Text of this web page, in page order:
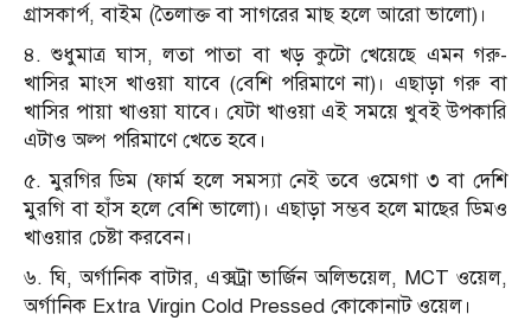
গ্রাসকার্প, বাইম (তৈলাক্ত বা সাগরের মাছ হলে আরো ভালো)।
৪. শুধুমাত্র ঘাস, লতা পাতা বা খড় কুটো খেয়েছে এমন গরু-
খাসির মাংস খাওয়া যাবে (বেশি পরিমাণে না)। এছাড়া গরু বা
খাসির পায়া খাওয়া যাবে। যেটা খাওয়া এই সময়ে খুবই উপকারি
এটাও অল্প পরিমাণে খেতে হবে।
৫. মুরগির ডিম (ফার্ম হলে সমস্যা নেই তবে ওমেগা ৩ বা দেশি
মুরগি বা হাঁস হলে বেশি ভালো)। এছাড়া সম্ভব হলে মাছের ডিমও
খাওয়ার চেষ্টা করবেন।
৬. ঘি, অর্গানিক বাটার, এক্সট্রা ভার্জিন অলিভয়েল, MCT ওয়েল,
অর্গানিক Extra Virgin Cold Pressed কোকোনাট ওয়েল।